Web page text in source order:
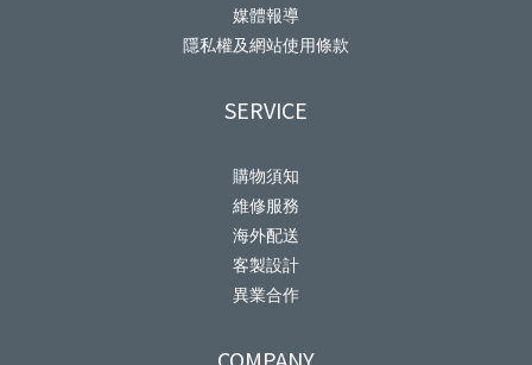
媒體報導
隱私權及網站使用條款
SERVICE
購物須知
維修服務
海外配送
客製設計
異業合作
COMPANY